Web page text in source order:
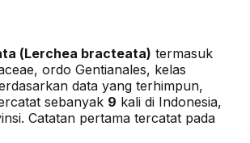
(Lerchea bracteata) termasuk
, ordo Gentianales, kelas
data yang terhimpun,
sebanyak 9 kali di Indonesia,
Catatan pertama tercatat pada